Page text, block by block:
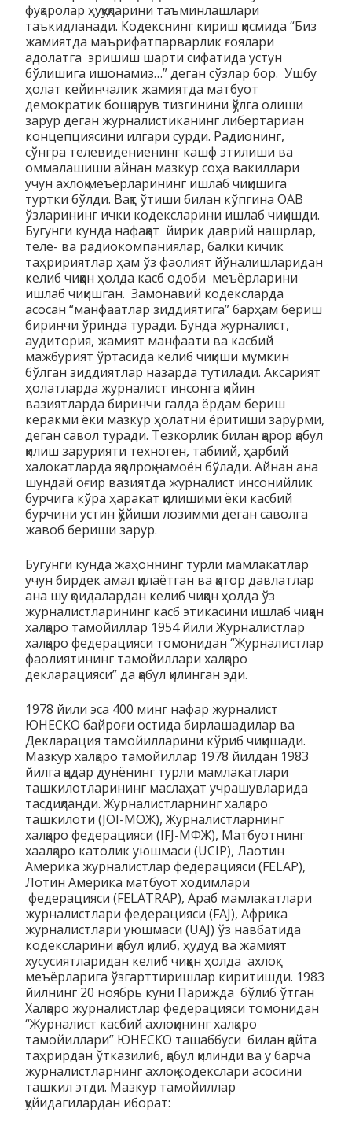
фуқаролар ҳуқуқларини таъминлашлари
таъкидланади. Кодекснинг кириш қисмида “Биз
жамиятда маърифатпарварлик ғоялари
адолатга эришиш шарти сифатида устун
бўлишига ишонамиз…” деган сўзлар бор. Ушбу
ҳолат кейинчалик жамиятда матбуот
демократик бошқарув тизгинини қўлга олиши
зарур деган журналистиканинг либертариан
концепциясини илгари сурди. Радионинг,
сўнгра телевидениенинг кашф этилиши ва
оммалашиши айнан мазкур соҳа вакиллари
учун ахлоқ меъёрларининг ишлаб чиқишига
туртки бўлди. Вақт ўтиши билан кўпгина ОАВ
ўзларининг ички кодексларини ишлаб чиқишди.
Бугунги кунда нафақат йирик даврий нашрлар,
теле- ва радиокомпаниялар, балки кичик
таҳририятлар ҳам ўз фаолият йўналишларидан
келиб чиққан ҳолда касб одоби меъёрларини
ишлаб чиқишган. Замонавий кодексларда
асосан “манфаатлар зиддиятига” барҳам бериш
биринчи ўринда туради. Бунда журналист,
аудитория, жамият манфаати ва касбий
мажбурият ўртасида келиб чиқиши мумкин
бўлган зиддиятлар назарда тутилади. Аксарият
ҳолатларда журналист инсонга қийин
вазиятларда биринчи галда ёрдам бериш
керакми ёки мазкур ҳолатни ёритиши зарурми,
деган савол туради. Тезкорлик билан қарор қабул
қилиш зарурияти техноген, табиий, ҳарбий
халокатларда яққолроқ намоён бўлади. Айнан ана
шундай оғир вазиятда журналист инсонийлик
бурчига кўра ҳаракат қилишими ёки касбий
бурчини устин қўйиши лозимми деган саволга
жавоб бериши зарур.
Бугунги кунда жаҳоннинг турли мамлакатлар
учун бирдек амал қилаётган ва қатор давлатлар
ана шу қоидалардан келиб чиққан ҳолда ўз
журналистларининг касб этикасини ишлаб чиққан
халқаро тамойиллар 1954 йили Журналистлар
халқаро федерацияси томонидан “Журналистлар
фаолиятининг тамойиллари халқаро
декларацияси” да қабул қилинган эди.
1978 йили эса 400 минг нафар журналист
ЮНЕСКО байроғи остида бирлашадилар ва
Декларация тамойилларини кўриб чиқишади.
Мазкур халқаро тамойиллар 1978 йилдан 1983
йилга қадар дунёнинг турли мамлакатлари
ташкилотларининг маслаҳат учрашувларида
тасдиқланди. Журналистларнинг халқаро
ташкилоти (JOI-МОЖ), Журналистларнинг
халқаро федерацияси (IFJ-МФЖ), Матбуотнинг
хаалқаро католик уюшмаси (UCIP), Лаотин
Америка журналистлар федерацияси (FELAP),
Лотин Америка матбуот ходимлари
федерацияси (FELATRAP), Араб мамлакатлари
журналистлари федерацияси (FAJ), Африка
журналистлари уюшмаси (UAJ) ўз навбатида
кодексларини қабул қилиб, ҳудуд ва жамият
хусусиятларидан келиб чиққан ҳолда ахлоқ
меъёрларига ўзгарттиришлар киритишди. 1983
йилнинг 20 ноябрь куни Парижда бўлиб ўтган
Халқаро журналистлар федерацияси томонидан
“Журналист касбий ахлоқининг халқаро
тамойиллари” ЮНЕСКО ташаббуси билан қайта
таҳрирдан ўтказилиб, қабул қилинди ва у барча
журналистларнинг ахлоқ кодекслари асосини
ташкил этди. Мазкур тамойиллар
қуйидагилардан иборат: